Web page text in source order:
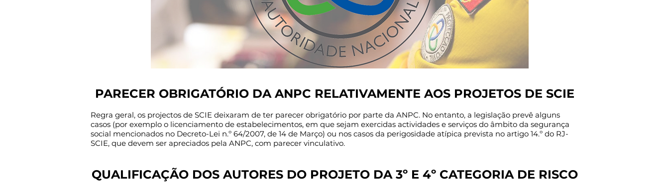
PARECER OBRIGATÓRIO DA ANPC RELATIVAMENTE AOS PROJETOS DE SCIE​​
Regra geral, os projectos de SCIE deixaram de ter parecer obrigatório por parte da ANPC. No entanto, a legislação prevê alguns
casos (por exemplo o licenciamento de estabelecimentos, em que sejam exercidas actividades e serviços do âmbito da segurança
social mencionados no Decreto-Lei n.º 64/2007, de 14 de Março) ou nos casos da perigosidade atípica prevista no artigo 14.º do RJ-
SCIE, que devem ser apreciados pela ANPC, com parecer vinculativo.​​​​
QUALIFICAÇÃO DOS AUTORES DO PROJETO DA 3º E 4º CATEGORIA DE RISCO​​